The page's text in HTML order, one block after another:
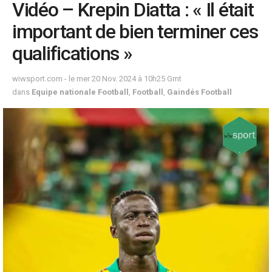
Vidéo – Krepin Diatta : « Il était
important de bien terminer ces
qualifications »
wiwsport.com - le mer 20 Nov. 2024 à 10h25 Gmt
dans Equipe nationale Football Football Gaindés Football